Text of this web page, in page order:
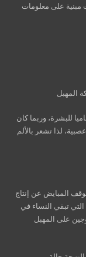
مبنية على معلومات
المهبل
للبشرة، وربما كان
لذا تشعر بالألم
المبايض عن إنتاج
تبقي النساء في
على المهبل